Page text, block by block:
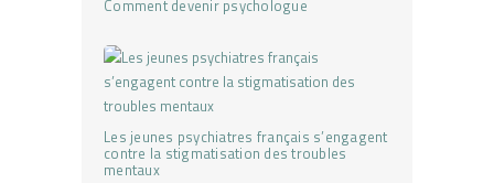
Comment devenir psychologue
Les jeunes psychiatres français s’engagent
contre la stigmatisation des troubles
mentaux